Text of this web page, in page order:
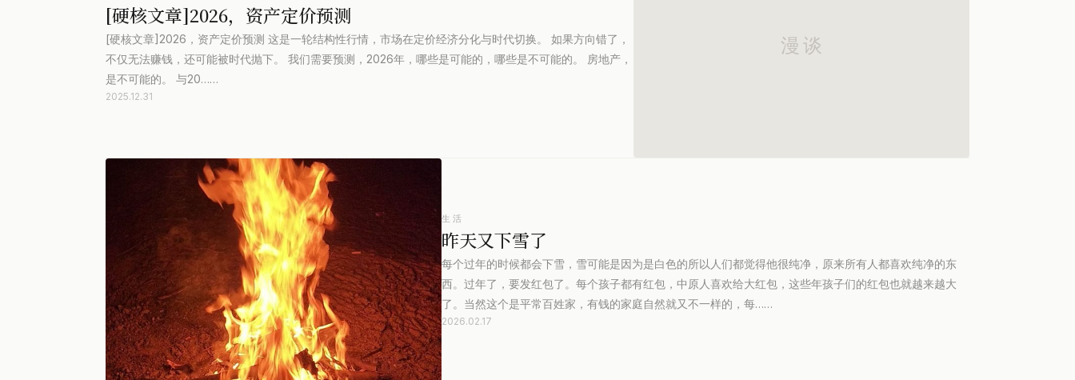
[硬核文章]2026，资产定价预测
[硬核文章]2026，资产定价预测 这是一轮结构性行情，市场在定价经济分化与时代切换。 如果方向错了，
不仅无法赚钱，还可能被时代抛下。 我们需要预测，2026年，哪些是可能的，哪些是不可能的。 房地产，
是不可能的。 与20……
2025.12.31
生活
昨天又下雪了
每个过年的时候都会下雪，雪可能是因为是白色的所以人们都觉得他很纯净，原来所有人都喜欢纯净的东
西。过年了，要发红包了。每个孩子都有红包，中原人喜欢给大红包，这些年孩子们的红包也就越来越大
了。当然这个是平常百姓家，有钱的家庭自然就又不一样的，每……
2026.02.17